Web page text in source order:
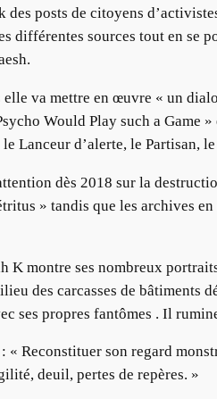
des posts de citoyens
différentes sources tout en se
va mettre en œuvre « un
Would Play such a Game
Lanceur d’alerte, le Partisan,
dès 2018 sur la
» tandis que les archives
K montre ses nombreux
des carcasses de
ses propres fantômes . Il
Reconstituer son regard
deuil, pertes de repères. »